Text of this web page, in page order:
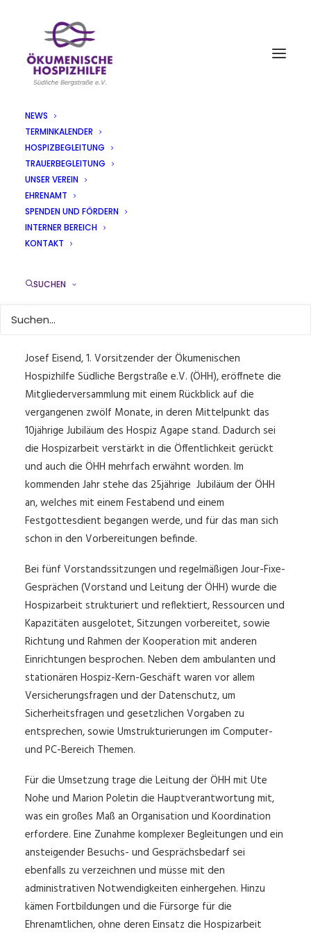
NEWS
TERMINKALENDER
HOSPIZBEGLEITUNG
TRAUERBEGLEITUNG
UNSER VEREIN
EHRENAMT
SPENDEN UND FÖRDERN
INTERNER BEREICH
KONTAKT
SUCHEN
AKTUELLES
Mitgliederversammlung der
Zusammensetzung der Vorstandschaft
18/08/2018
Josef Eisend, 1. Vorsitzender der Ökumenischen
Hospizhilfe Südliche Bergstraße e.V. (ÖHH), eröffnete die
Mitgliederversammlung mit einem Rückblick auf die
vergangenen zwölf Monate, in deren Mittelpunkt das
10jährige Jubiläum des Hospiz Agape stand. Dadurch sei
die Hospizarbeit verstärkt in die Öffentlichkeit gerückt
und auch die ÖHH mehrfach erwähnt worden. Im
kommenden Jahr stehe das 25jährige Jubiläum der ÖHH
an, welches mit einem Festabend und einem
Festgottesdient begangen werde, und für das man sich
schon in den Vorbereitungen befinde.
Bei fünf Vorstandssitzungen und regelmäßigen Jour-Fixe-
Gesprächen (Vorstand und Leitung der ÖHH) wurde die
Hospizarbeit strukturiert und reflektiert, Ressourcen und
Kapazitäten ausgelotet, Sitzungen vorbereitet, sowie
Richtung und Rahmen der Kooperation mit anderen
Einrichtungen besprochen. Neben dem ambulanten und
stationären Hospiz-Kern-Geschäft waren vor allem
Versicherungsfragen und der Datenschutz, um
Sicherheitsfragen und gesetzlichen Vorgaben zu
entsprechen, sowie Umstrukturierungen im Computer-
und PC-Bereich Themen.
Für die Umsetzung trage die Leitung der ÖHH mit Ute
Nohe und Marion Poletin die Hauptverantwortung mit,
was ein großes Maß an Organisation und Koordination
erfordere. Eine Zunahme komplexer Begleitungen und ein
ansteigender Besuchs- und Gesprächsbedarf sei
ebenfalls zu verzeichnen und müsse mit den
administrativen Notwendigkeiten einhergehen. Hinzu
kämen Fortbildungen und die Fürsorge für die
Ehrenamtlichen, ohne deren Einsatz die Hospizarbeit